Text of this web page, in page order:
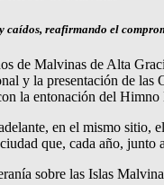
caídos, reafirmando el
de Malvinas de Alta
y la presentación de
la entonación del
en el mismo
que, cada año,
sobre las Islas